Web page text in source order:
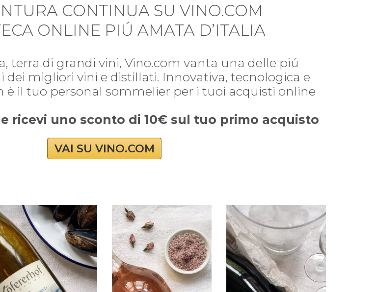
CONTINUA SU VINO.COM
ONLINE PIÚ AMATA D’ITALIA
terra di grandi vini, Vino.com vanta una delle piú
dei migliori vini e distillati. Innovativa, tecnologica e
è il tuo personal sommelier per i tuoi acquisti online
ricevi uno sconto di 10€ sul tuo primo acquisto
VAI SU VINO.COM